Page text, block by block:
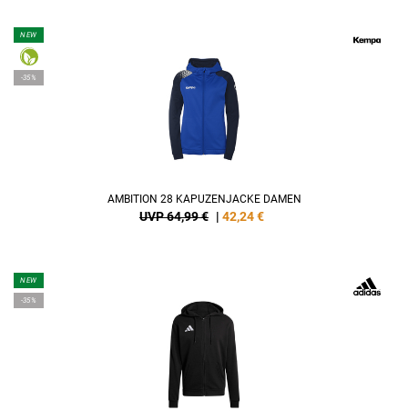
NEW
-35%
AMBITION 28 KAPUZENJACKE DAMEN
UVP 64,99 € | 42,24€
NEW
-35%